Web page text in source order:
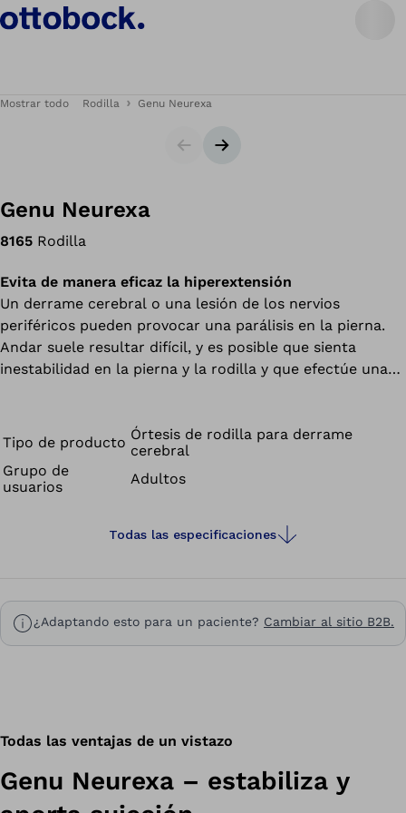
Mostrar todo Rodilla Genu Neurexa
DiapositivaSiguiente diapositiva
Genu Neurexa
8165 Rodilla
Evita de manera eficaz la hiperextensión
Un derrame cerebral o una lesión de los nervios
periféricos pueden provocar una parálisis en la pierna.
Andar suele resultar difícil, y es posible que sienta
inestabilidad en la pierna y la rodilla y que efectúe una
Tipo de producto Órtesis de rodilla para derrame
cerebral
Grupo de
usuarios
Adultos
Todas las especificaciones
¿Adaptando esto para un paciente? Cambiar al sitio B2B.
Todas las ventajas de un vistazo
Genu Neurexa – estabiliza y